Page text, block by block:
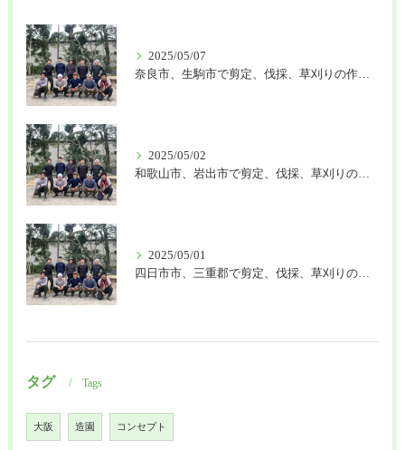
2025/05/07
奈良市、生駒市で剪定、伐採、草刈りの作業を頼むなら はなまる造園
2025/05/02
和歌山市、岩出市で剪定、伐採、草刈りの作業を頼むなら はなまる造園
2025/05/01
四日市市、三重郡で剪定、伐採、草刈りの作業を頼むなら はなまる造園
タグ Tags
大阪 造園 コンセプト